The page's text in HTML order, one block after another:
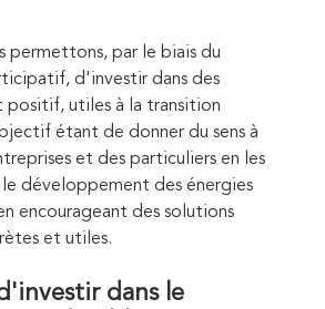
permettons, par le biais du
d'investir dans des
positif, utiles à la transition
étant de donner du sens à
et des particuliers en les
développement des énergies
encourageant des solutions
et utiles.
dans le